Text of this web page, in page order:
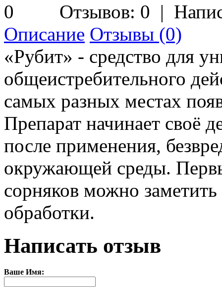
Отзывов: 0 |
Описание Отзывы (0)
«Рубит» - средство для
общеистребительного
самых разных местах
Препарат начинает своё
после применения,
окружающей среды.
сорняков можно
обработки.
Написать отзыв
Ваше Имя: